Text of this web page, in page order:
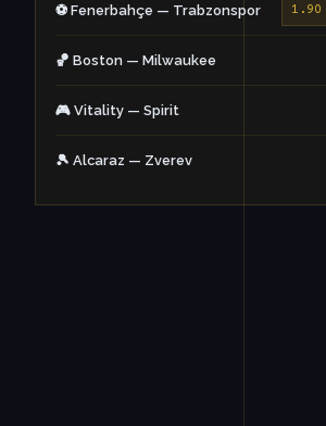
⚽ Fenerbahçe — Trabzonspor 1.90
🏀 Boston — Milwaukee
🎮 Vitality — Spirit
🎾 Alcaraz — Zverev